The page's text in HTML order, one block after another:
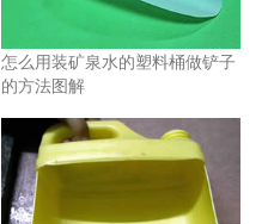
怎么用装矿泉水的塑料桶做铲子
的方法图解